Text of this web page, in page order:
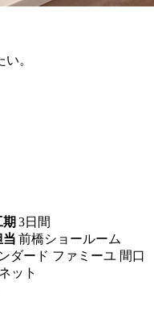
。
期 3日間
当 前橋ショールーム
ダード ファミーユ 間口
ット